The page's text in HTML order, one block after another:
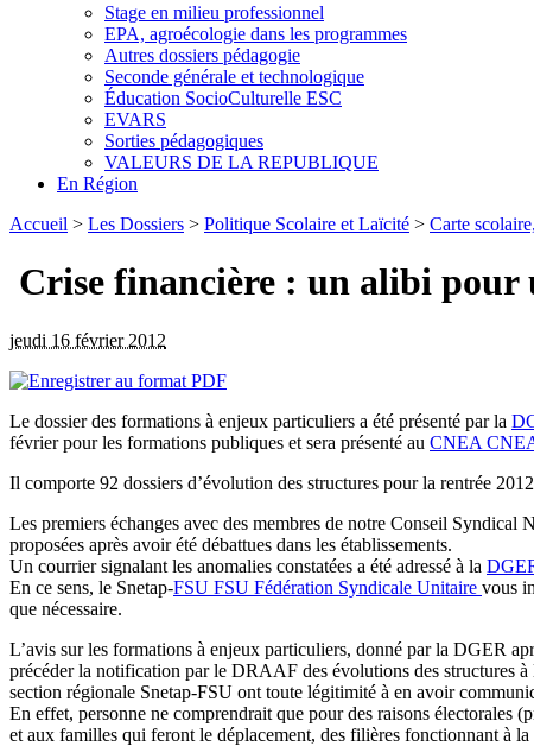
Stage en milieu professionnel
EPA, agroécologie dans les programmes
Autres dossiers pédagogie
Seconde générale et technologique
Éducation SocioCulturelle ESC
EVARS
Sorties pédagogiques
VALEURS DE LA REPUBLIQUE
En Région
Accueil > Les Dossiers > Politique Scolaire et Laïcité > Carte
Crise financière : un alibi pour
jeudi 16 février 2012
Le dossier des formations à enjeux particuliers a été présenté par la
février pour les formations publiques et sera présenté au CNEA
Il comporte 92 dossiers d’évolution des structures pour la rentrée
Les premiers échanges avec des membres de notre Conseil Syndical
proposées après avoir été débattues dans les établissements.
Un courrier signalant les anomalies constatées a été adressé à la
En ce sens, le Snetap-FSU FSU Fédération Syndicale Unitaire vous
que nécessaire.
L’avis sur les formations à enjeux particuliers, donné par la DGER
précéder la notification par le DRAAF des évolutions des structures
section régionale Snetap-FSU ont toute légitimité à en avoir
En effet, personne ne comprendrait que pour des raisons électorales
et aux familles qui feront le déplacement, des filières fonctionnant à la